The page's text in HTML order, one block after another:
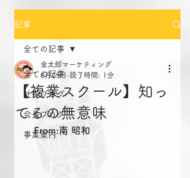
記事
全ての記事
社長ブログ
会長ブログ
事業案内
全ての記事
【複業スクール】知っ
てるの無意味
金太郎マーケティング
6月25日 読了時間: 1分
From:南 昭和